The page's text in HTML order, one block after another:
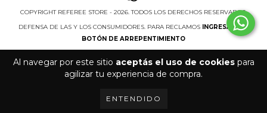
Al navegar por este sitio aceptás el uso de cookiespara
agilizar tu experiencia de compra.
ENTENDIDO
COPYRIGHT REFEREE STORE - 2026. TODOS LOS DERECHOS RESERVADOS.
DEFENSA DE LAS Y LOS CONSUMIDORES. PARA RECLAMOS INGRESÁ ACÁ.
BOTÓN DE ARREPENTIMIENTO